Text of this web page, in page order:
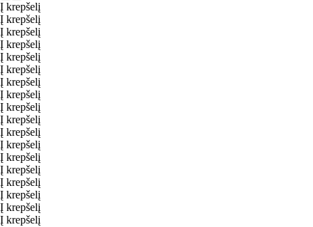
Į krepšelį
Į krepšelį
Į krepšelį
Į krepšelį
Į krepšelį
Į krepšelį
Į krepšelį
Į krepšelį
Į krepšelį
Į krepšelį
Į krepšelį
Į krepšelį
Į krepšelį
Į krepšelį
Į krepšelį
Į krepšelį
Į krepšelį
Į krepšelį